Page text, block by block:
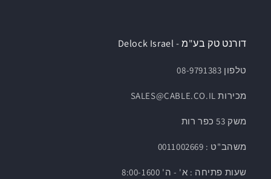
דורנט טק בע"מ - Delock Israel
טלפון 08-9791383
מכירות SALES@CABLE.CO.IL
משק 53 כפר רות
משהב"ט : 0011002669
שעות פתיחה : א' - ה' 8:00-1600